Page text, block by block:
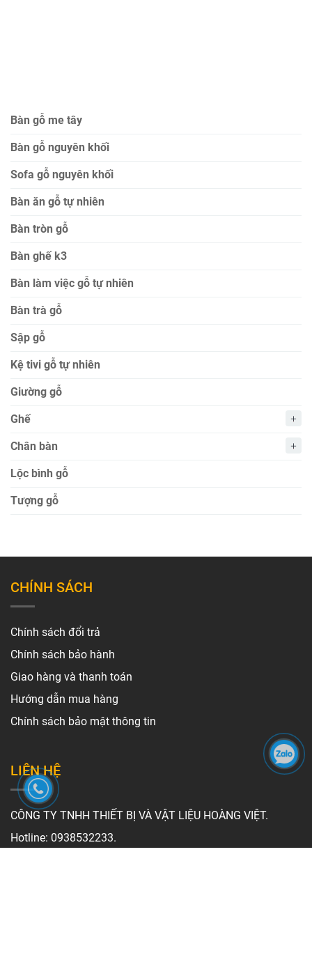
Bàn gỗ me tây
Bàn gỗ nguyên khối
Sofa gỗ nguyên khối
Bàn ăn gỗ tự nhiên
Bàn tròn gỗ
Bàn ghế k3
Bàn làm việc gỗ tự nhiên
Bàn trà gỗ
Sập gỗ
Kệ tivi gỗ tự nhiên
Giường gỗ
Ghế
Chân bàn
Lộc bình gỗ
Tượng gỗ
CHÍNH SÁCH
Chính sách đổi trả
Chính sách bảo hành
Giao hàng và thanh toán
Hướng dẫn mua hàng
Chính sách bảo mật thông tin
LIÊN HỆ
CÔNG TY TNHH THIẾT BỊ VÀ VẬT LIỆU HOÀNG VIỆT.
Hotline: 0938532233.